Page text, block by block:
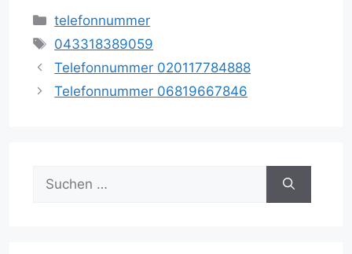
Kategorien
telefonnummer
Schlagwörter
043318389059
Telefonnummer 020117784888
Telefonnummer 06819667846
nach: